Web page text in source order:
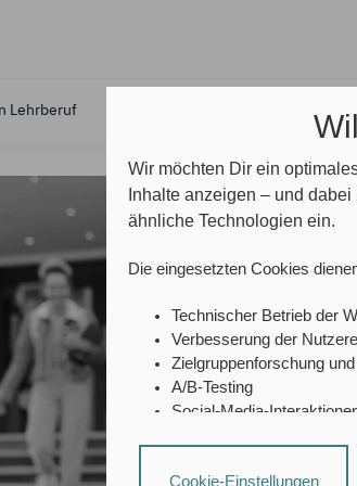
Wir möchten Dir ein
Inhalte anzeigen – und
ähnliche Technologien ein.
Die eingesetzten Cookies
Technischer Betrieb der
Verbesserung der
Zielgruppenforschung
A/B-Testing
Social-Media-
Bei Social-Media-Diensten und
Cookie-Einstellungen
Lehrberuf
Vorteile sichern!
Fit4Ref-Mitgliedschaft